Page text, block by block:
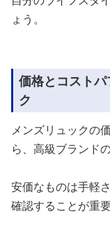
ょう。
価格とコスト
ク
メンズリュックの
ら、高級ブランド
安価なものは手軽
確認することが重要